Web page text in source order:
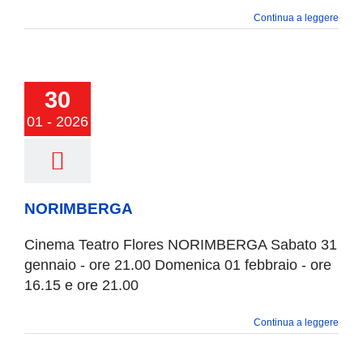
Continua a leggere
30
01 - 2026
NORIMBERGA
Cinema Teatro Flores NORIMBERGA Sabato 31
gennaio - ore 21.00 Domenica 01 febbraio - ore
16.15 e ore 21.00
Continua a leggere